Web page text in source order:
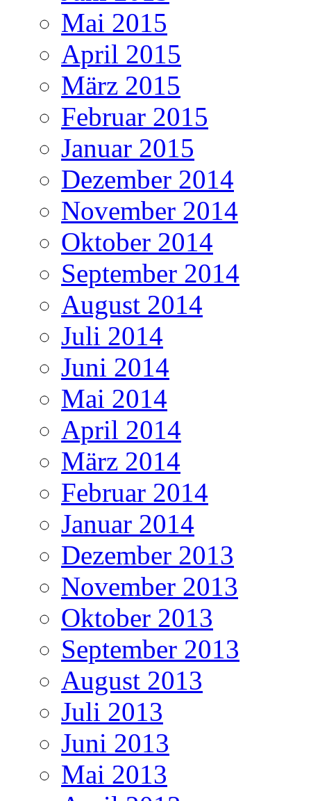
Mai 2015
April 2015
März 2015
Februar 2015
Januar 2015
Dezember 2014
November 2014
Oktober 2014
September 2014
August 2014
Juli 2014
Juni 2014
Mai 2014
April 2014
März 2014
Februar 2014
Januar 2014
Dezember 2013
November 2013
Oktober 2013
September 2013
August 2013
Juli 2013
Juni 2013
Mai 2013